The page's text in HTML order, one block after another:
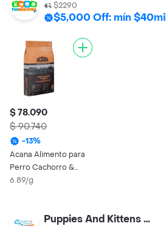
$2290
$5,000 Off: mín $40mil
$ 78.090
$ 90.740
-13%
Acana Alimento para
Perro Cachorro &
Junior
6.89/g
Puppies And Kittens Vitacura